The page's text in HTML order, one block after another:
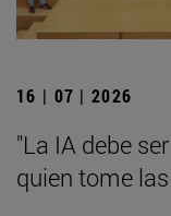
16 | 07 | 2026
"La IA debe
quien tome